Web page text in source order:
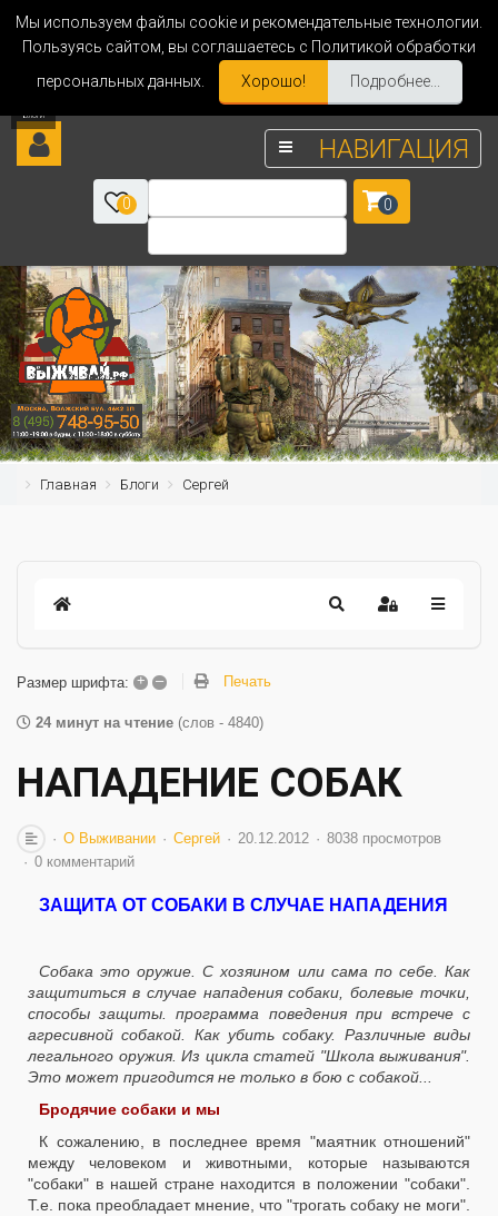
Мы используем файлы cookie и рекомендательные технологии.
Пользуясь сайтом, вы соглашаетесь с Политикой обработки
персональных данных.
Хорошо! Подробнее...
НАВИГАЦИЯ
0 0
Главная Блоги Сергей
Размер шрифта: + – Печать
24 минут на чтение (слов - 4840)
НАПАДЕНИЕ СОБАК
О Выживании Сергей 20.12.2012
8038 просмотров
0 комментарий
ЗАЩИТА ОТ СОБАКИ В СЛУЧАЕ НАПАДЕНИЯ
Собака это оружие. С хозяином или сама по себе. Как
защититься в случае нападения собаки, болевые точки,
способы защиты. программа поведения при встрече с
агресивной собакой. Как убить собаку. Различные виды
легального оружия. Из цикла статей "Школа выживания".
Это может пригодится не только в бою с собакой...
Бродячие собаки и мы
К сожалению, в последнее время "маятник отношений"
между человеком и животными, которые называются
"собаки" в нашей стране находится в положении "собаки".
Т.е. пока преобладает мнение, что "трогать собаку не моги".